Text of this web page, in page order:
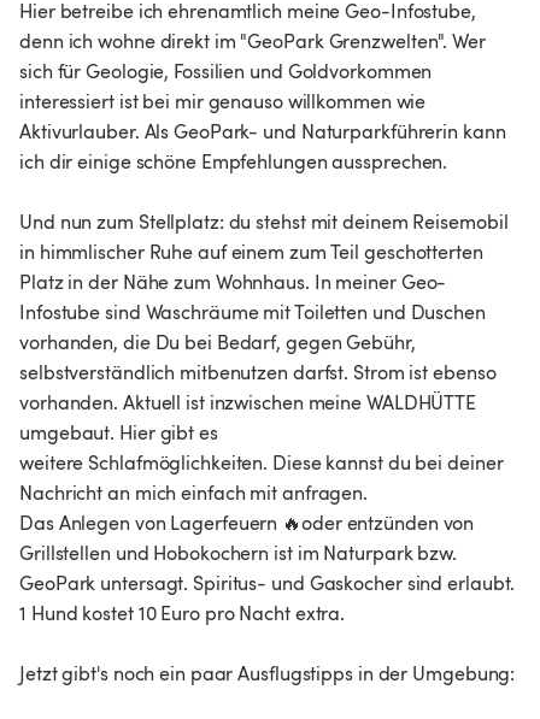
Hier betreibe ich ehrenamtlich meine Geo-Infostube,
denn ich wohne direkt im "GeoPark Grenzwelten". Wer
sich für Geologie, Fossilien und Goldvorkommen
interessiert ist bei mir genauso willkommen wie
Aktivurlauber. Als GeoPark- und Naturparkführerin kann
ich dir einige schöne Empfehlungen aussprechen.
Und nun zum Stellplatz: du stehst mit deinem Reisemobil
in himmlischer Ruhe auf einem zum Teil geschotterten
Platz in der Nähe zum Wohnhaus. In meiner Geo-
Infostube sind Waschräume mit Toiletten und Duschen
vorhanden, die Du bei Bedarf, gegen Gebühr,
selbstverständlich mitbenutzen darfst. Strom ist ebenso
vorhanden. Aktuell ist inzwischen meine WALDHÜTTE
umgebaut. Hier gibt es
weitere Schlafmöglichkeiten. Diese kannst du bei deiner
Nachricht an mich einfach mit anfragen.
Das Anlegen von Lagerfeuern 🔥oder entzünden von
Grillstellen und Hobokochern ist im Naturpark bzw.
GeoPark untersagt. Spiritus- und Gaskocher sind erlaubt.
1 Hund kostet 10 Euro pro Nacht extra.
Jetzt gibt's noch ein paar Ausflugstipps in der Umgebung: